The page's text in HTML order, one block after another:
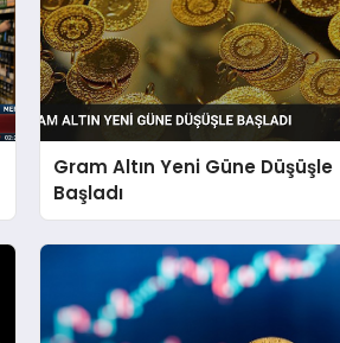
Gram Altın Yeni Güne Düşüşle
Başladı